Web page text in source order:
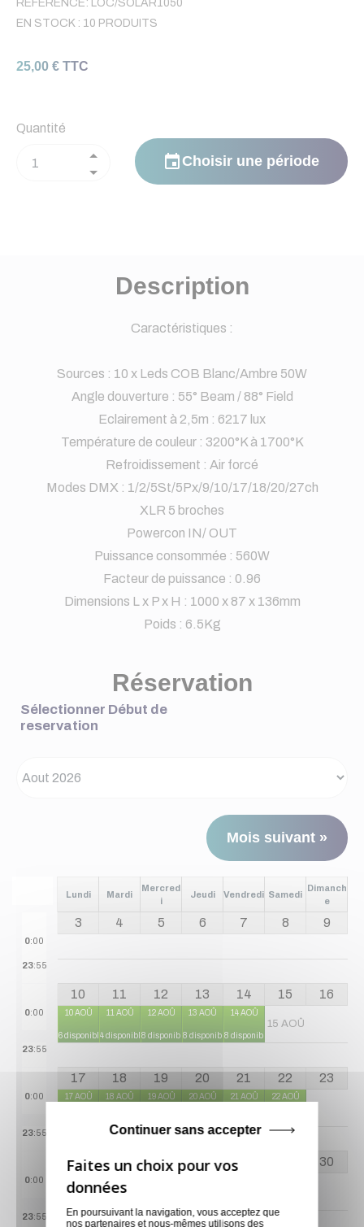
RÉFÉRENCE: LOC/SOLAR1050
EN STOCK : 10 PRODUITS
25,00 € TTC
Quantité
eventChoisir une période
Description
Caractéristiques :
Sources : 10 x Leds COB Blanc/Ambre 50W
Angle douverture : 55° Beam / 88° Field
Eclairement à 2,5m : 6217 lux
Température de couleur : 3200°K à 1700°K
Refroidissement : Air forcé
Modes DMX : 1/2/5St/5Px/9/10/17/18/20/27ch
XLR 5 broches
Powercon IN/ OUT
Puissance consommée : 560W
Facteur de puissance : 0.96
Dimensions L x P x H : 1000 x 87 x 136mm
Poids : 6.5Kg
Réservation
Sélectionner Début de
reservation
Mois suivant »
Lundi Mardi
Mercred
i
Jeudi Vendredi Samedi
Dimanch
e
3 4 5 6 7 8 9
0:00
23:55
10 11 12 13 14 15 16
0:00 10 AOÛ
6 disponibles
11 AOÛ
4 disponibles
12 AOÛ
8 disponibles
13 AOÛ
8 disponibles
14 AOÛ
8 disponibles
15 AOÛ
23:55
17 18 19 20 21 22 23
0:00 17 AOÛ 18 AOÛ 19 AOÛ 20 AOÛ 21 AOÛ 22 AOÛ
23:55
24 25 26 27 28 30
0:00 24 AOÛ 25 AOÛ
23:55
En poursuivant la navigation, vous acceptez que
nos partenaires et nous-mêmes utilisons des
Continuer sans accepter